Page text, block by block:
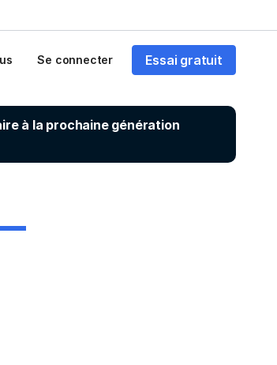
Se connecter Essai gratuit
à la prochaine génération